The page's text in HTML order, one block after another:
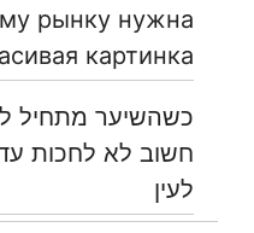
рынку нужна
картинка
כשהשיער מתחיל
חשוב לא לחכות
לעין